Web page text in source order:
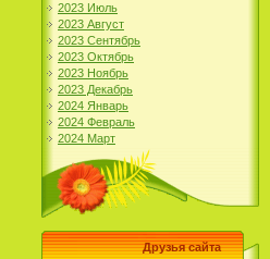
2023 Июль
2023 Август
2023 Сентябрь
2023 Октябрь
2023 Ноябрь
2023 Декабрь
2024 Январь
2024 Февраль
2024 Март
Друзья сайта